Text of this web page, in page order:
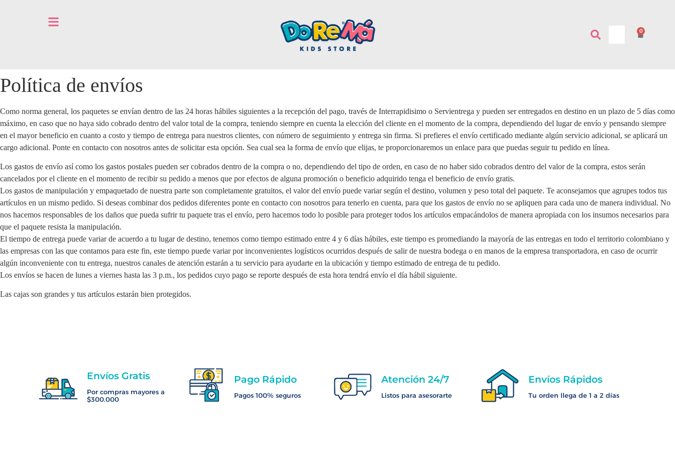
0
Política de envíos
Como norma general, los paquetes se envían dentro de las 24 horas hábiles siguientes a la recepción del pago, través de Interrapidisimo o Servientrega y pueden ser entregados en destino en un plazo de 5 días como
máximo, en caso que no haya sido cobrado dentro del valor total de la compra, teniendo siempre en cuenta la elección del cliente en el momento de la compra, dependiendo del lugar de envío y pensando siempre
en el mayor beneficio en cuanto a costo y tiempo de entrega para nuestros clientes, con número de seguimiento y entrega sin firma. Si prefieres el envío certificado mediante algún servicio adicional, se aplicará un
cargo adicional. Ponte en contacto con nosotros antes de solicitar esta opción. Sea cual sea la forma de envío que elijas, te proporcionaremos un enlace para que puedas seguir tu pedido en línea.
Los gastos de envío así como los gastos postales pueden ser cobrados dentro de la compra o no, dependiendo del tipo de orden, en caso de no haber sido cobrados dentro del valor de la compra, estos serán
cancelados por el cliente en el momento de recibir su pedido a menos que por efectos de alguna promoción o beneficio adquirido tenga el beneficio de envío gratis.
Los gastos de manipulación y empaquetado de nuestra parte son completamente gratuitos, el valor del envío puede variar según el destino, volumen y peso total del paquete. Te aconsejamos que agrupes todos tus
artículos en un mismo pedido. Si deseas combinar dos pedidos diferentes ponte en contacto con nosotros para tenerlo en cuenta, para que los gastos de envío no se apliquen para cada uno de manera individual. No
nos hacemos responsables de los daños que pueda sufrir tu paquete tras el envío, pero hacemos todo lo posible para proteger todos los artículos empacándolos de manera apropiada con los insumos necesarios para
que el paquete resista la manipulación.
El tiempo de entrega puede variar de acuerdo a tu lugar de destino, tenemos como tiempo estimado entre 4 y 6 días hábiles, este tiempo es promediando la mayoría de las entregas en todo el territorio colombiano y
las empresas con las que contamos para este fin, este tiempo puede variar por inconvenientes logísticos ocurridos después de salir de nuestra bodega o en manos de la empresa transportadora, en caso de ocurrir
algún inconveniente con tu entrega, nuestros canales de atención estarán a tu servicio para ayudarte en la ubicación y tiempo estimado de entrega de tu pedido.
Los envíos se hacen de lunes a viernes hasta las 3 p.m., los pedidos cuyo pago se reporte después de esta hora tendrá envío el día hábil siguiente.
Las cajas son grandes y tus artículos estarán bien protegidos.
Envíos Gratis
Por compras mayores a
$300.000
Pago Rápido
Pagos 100% seguros
Atención 24/7
Listos para asesorarte
Envíos Rápidos
Tu orden llega de 1 a 2 días